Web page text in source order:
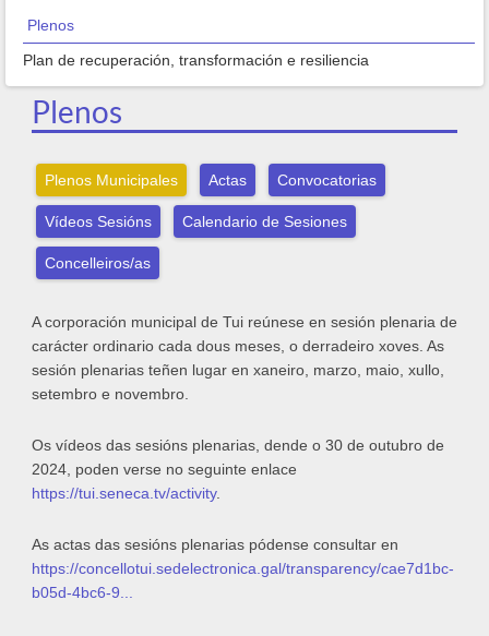
Plenos
Plan de recuperación, transformación e resiliencia
Plenos
Plenos Municipales Actas Convocatorias
Vídeos Sesións Calendario de Sesiones
Concelleiros/as
A corporación municipal de Tui reúnese en sesión plenaria de
carácter ordinario cada dous meses, o derradeiro xoves. As
sesión plenarias teñen lugar en xaneiro, marzo, maio, xullo,
setembro e novembro.
Os vídeos das sesións plenarias, dende o 30 de outubro de
2024, poden verse no seguinte enlace
https://tui.seneca.tv/activity.
As actas das sesións plenarias pódense consultar en
https://concellotui.sedelectronica.gal/transparency/cae7d1bc-
b05d-4bc6-9...